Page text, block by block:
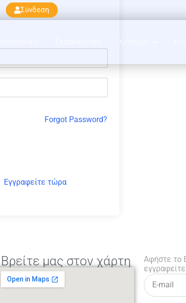
Σύνδεση
Χρήσιμα
Forgot Password?
Εγγραφείτε τώρα
Βρείτε μας στον χάρτη
Αφήστε το